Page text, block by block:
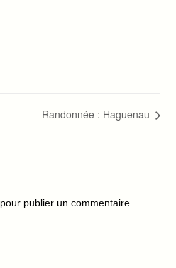
Randonnée : Haguenau
pour publier un commentaire.